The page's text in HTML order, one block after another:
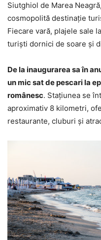
Siutghiol de Marea
cosmopolită destinație
Fiecare vară, plajele sale
turiști dornici de soare și
De la inaugurarea sa în
un mic sat de pescari la
românesc. Stațiunea se
aproximativ 8 kilometri,
restaurante, cluburi și